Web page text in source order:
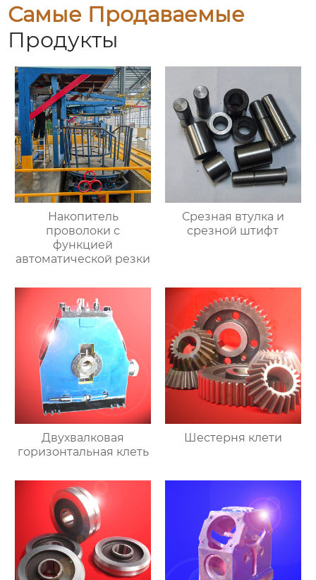
Самые Продаваемые
Продукты
Накопитель
проволоки с
функцией
автоматической резки
Срезная втулка и
срезной штифт
Двухвалковая
горизонтальная клеть
Шестерня клети